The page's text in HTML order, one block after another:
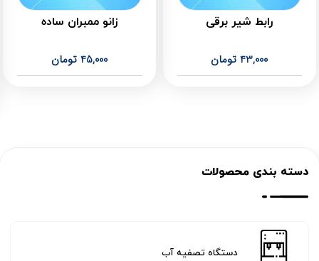
رابط شیر برقی
43,000 تومان
زانو ممبران ساده
45,000 تومان
دسته بندی محصولات
دستگاه تصفیه آب